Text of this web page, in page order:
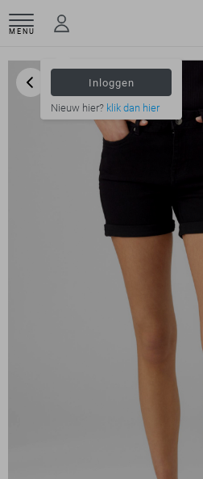
MENU
Inloggen
Nieuw hier? klik dan hier